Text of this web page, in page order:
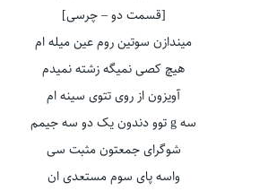
[قسمت دو – چرسی]
میندازن سوتین روم عین میله ام
هیچ کصی نمیگه زشته نمیدم
آویزون از روی تتوی سینه ام
سه g توو دندون یک دو سه جیمم
شوگرای جمعتون مثبت سی
واسه پای سوم مستعدی ان